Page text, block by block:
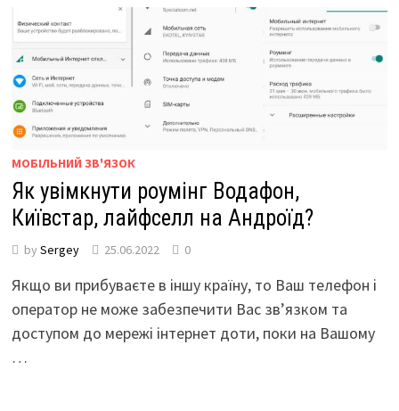
МОБІЛЬНИЙ ЗВ'ЯЗОК
Як увімкнути роумінг Водафон,
Київстар, лайфселл на Андроїд?
by Sergey 25.06.2022 0
Якщо ви прибуваєте в іншу країну, то Ваш телефон і
оператор не може забезпечити Вас зв’язком та
доступом до мережі інтернет доти, поки на Вашому
…